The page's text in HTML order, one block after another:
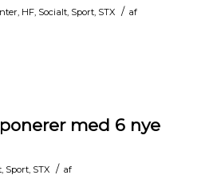
, HF, Socialt, Sport, STX / af
med 6 nye
, Sport, STX / af